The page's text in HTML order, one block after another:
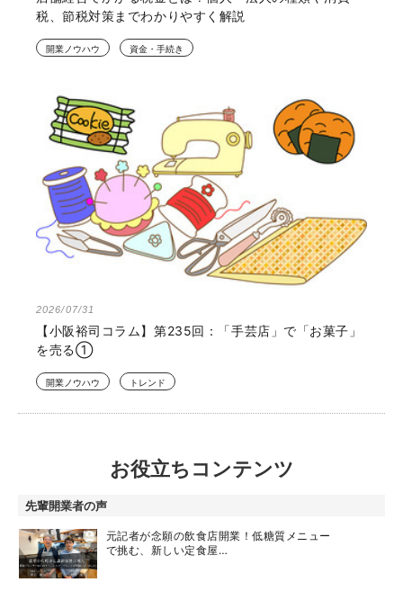
税、節税対策までわかりやすく解説
開業ノウハウ 資金・手続き
2026/07/31
【小阪裕司コラム】第235回：「手芸店」で「お菓子」
を売る①
開業ノウハウ トレンド
お役立ちコンテンツ
先輩開業者の声
元記者が念願の飲食店開業！低糖質メニュー
で挑む、新しい定食屋…